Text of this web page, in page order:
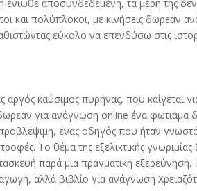
αποσυνδεδεμένη, τα μέρη της
και πολύπλοκοι, με κινήσεις δωρεάν
εύκολο να επενδύσω στις
αργός καύσιμος πυρήνας, που καίγεται
για ανάγνωση online ένα φωτιάμα
ένας οδηγός που ήταν
Το θέμα της εξελικτικής
παρά μια πραγματική εξερεύνηση.
αλλά βιβλίο για ανάγνωση